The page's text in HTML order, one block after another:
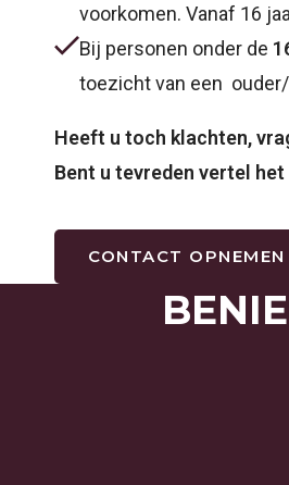
voorkomen. Vanaf 16
Bij personen onder de
toezicht van een
Heeft u toch klachten,
Bent u tevreden vertel het
CONTACT OPNEMEN